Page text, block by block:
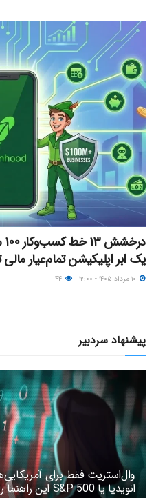
یک ابر اپلیکیشن تمام‌عیار
پیشنهاد سردبیر
وال‌استریت فقط برای
انویدیا یا S&P 500 این راهنما را بخوانید